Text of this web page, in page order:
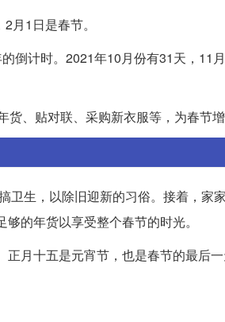
月1日是春节。
倒计时。2021年10月份有31天，11
、贴对联、采购新衣服等，为春节增
卫生，以除旧迎新的习俗。接着，家
的年货以享受整个春节的时光。
月十五是元宵节，也是春节的最后